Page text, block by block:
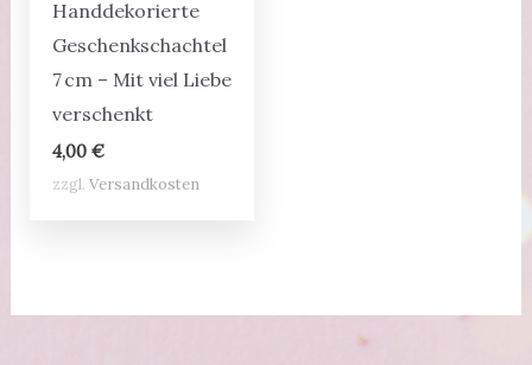
Handdekorierte
Geschenkschachtel
7 cm – Mit viel Liebe
verschenkt
4,00 €
zzgl. Versandkosten